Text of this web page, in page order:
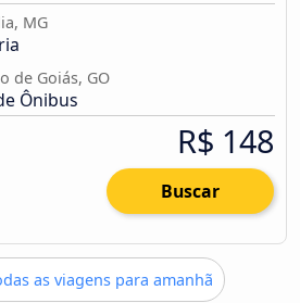
MG
de Goiás, GO
Ônibus
R$ 148
Buscar
as viagens para amanhã